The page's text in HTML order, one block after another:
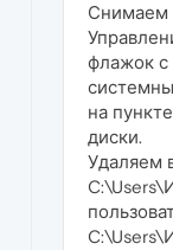
Снимаем
флажок с
на
диски.
Удаляем